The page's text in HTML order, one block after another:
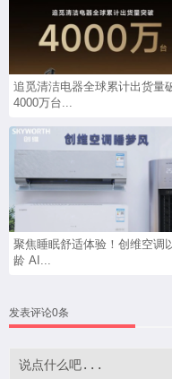
追觅清洁电器全球累计出货量
4000万台...
聚焦睡眠舒适体验！创维空调
龄 AI...
发表评论0条